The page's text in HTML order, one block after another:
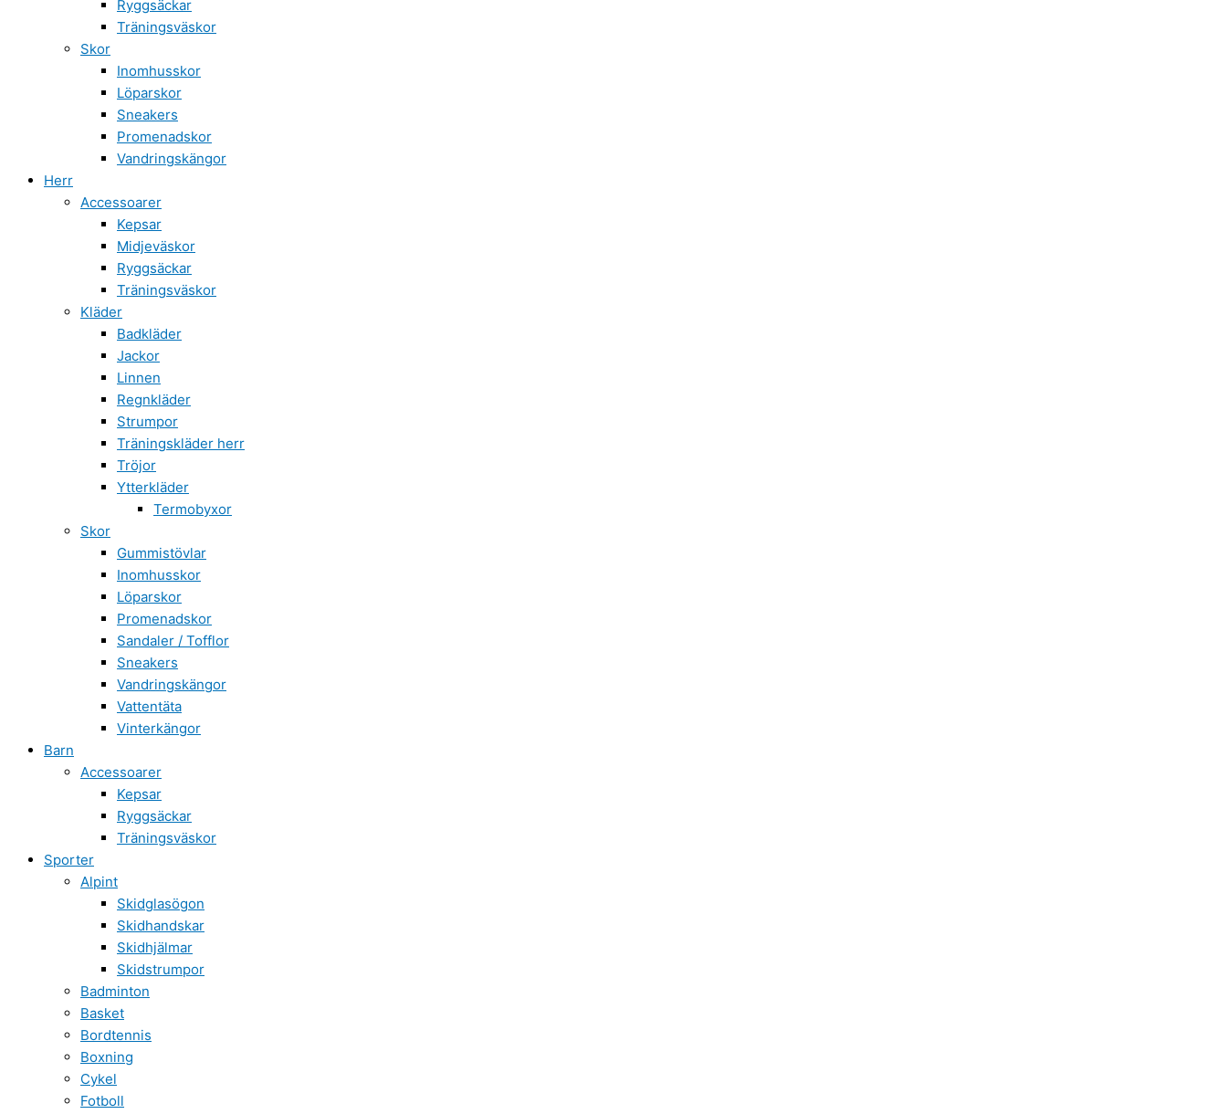
Ryggsäckar
Träningsväskor
Skor
Inomhusskor
Löparskor
Sneakers
Promenadskor
Vandringskängor
Herr
Accessoarer
Kepsar
Midjeväskor
Ryggsäckar
Träningsväskor
Kläder
Badkläder
Jackor
Linnen
Regnkläder
Strumpor
Träningskläder herr
Tröjor
Ytterkläder
Termobyxor
Skor
Gummistövlar
Inomhusskor
Löparskor
Promenadskor
Sandaler / Tofflor
Sneakers
Vandringskängor
Vattentäta
Vinterkängor
Barn
Accessoarer
Kepsar
Ryggsäckar
Träningsväskor
Sporter
Alpint
Skidglasögon
Skidhandskar
Skidhjälmar
Skidstrumpor
Badminton
Basket
Bordtennis
Boxning
Cykel
Fotboll